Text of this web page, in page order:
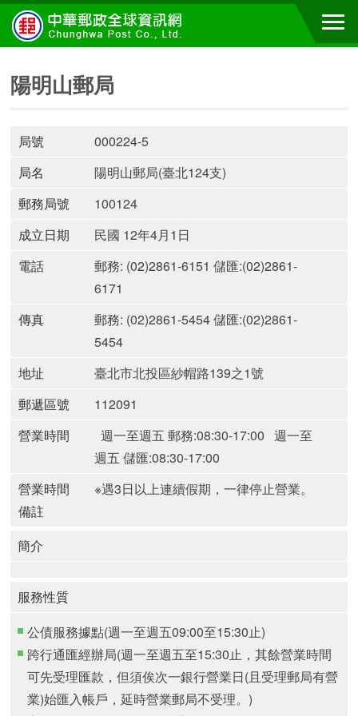
陽明山郵局
局號
000224-5
局名
陽明山郵局(臺北124支)
郵務局號
100124
成立日期
民國 12年4月1日
電話
郵務: (02)2861-6151 儲匯:(02)2861-
6171
傳真
郵務: (02)2861-5454 儲匯:(02)2861-
5454
地址
臺北市北投區紗帽路139之1號
郵遞區號
112091
營業時間
週一至週五 郵務:08:30-17:00 週一至
週五 儲匯:08:30-17:00
營業時間
備註
※遇3日以上連續假期，一律停止營業。
簡介
服務性質
公債服務據點(週一至週五09:00至15:30止)
跨行通匯經辦局(週一至週五至15:30止，其餘營業時間
可先受理匯款，但須俟次一銀行營業日(且受理郵局有營
業)始匯入帳戶，延時營業郵局不受理。)